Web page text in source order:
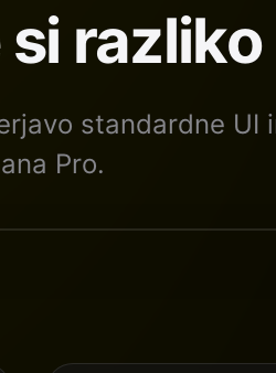
razliko
standardne UI
Pro.